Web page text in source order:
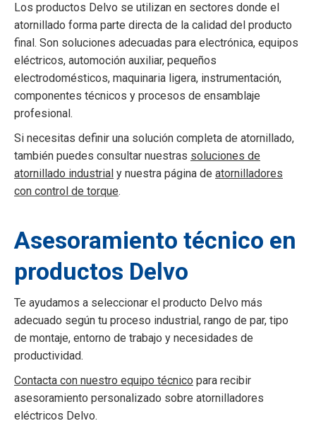
Los productos Delvo se utilizan en sectores donde el
atornillado forma parte directa de la calidad del producto
final. Son soluciones adecuadas para electrónica, equipos
eléctricos, automoción auxiliar, pequeños
electrodomésticos, maquinaria ligera, instrumentación,
componentes técnicos y procesos de ensamblaje
profesional.
Si necesitas definir una solución completa de atornillado,
también puedes consultar nuestras soluciones de
atornillado industrial y nuestra página de atornilladores
con control de torque.
Asesoramiento técnico en
productos Delvo
Te ayudamos a seleccionar el producto Delvo más
adecuado según tu proceso industrial, rango de par, tipo
de montaje, entorno de trabajo y necesidades de
productividad.
Contacta con nuestro equipo técnico para recibir
asesoramiento personalizado sobre atornilladores
eléctricos Delvo.